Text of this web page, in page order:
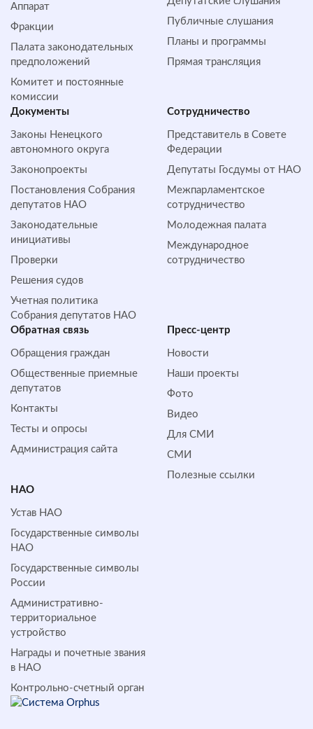
Аппарат
Фракции
Палата законодательных
предположений
Комитет и постоянные
комиссии
Публичные слушания
Планы и программы
Прямая трансляция
Документы
Законы Ненецкого
автономного округа
Законопроекты
Постановления Собрания
депутатов НАО
Законодательные
инициативы
Проверки
Решения судов
Учетная политика
Собрания депутатов НАО
Сотрудничество
Представитель в Совете
Федерации
Депутаты Госдумы от НАО
Межпарламентское
сотрудничество
Молодежная палата
Международное
сотрудничество
Обратная cвязь
Обращения граждан
Общественные приемные
депутатов
Контакты
Тесты и опросы
Администрация сайта
Пресс-центр
Новости
Наши проекты
Фото
Видео
Для СМИ
СМИ
Полезные ссылки
НАО
Устав НАО
Государственные символы
НАО
Государственные символы
России
Административно-
территориальное
устройство
Награды и почетные звания
в НАО
Контрольно-счетный орган